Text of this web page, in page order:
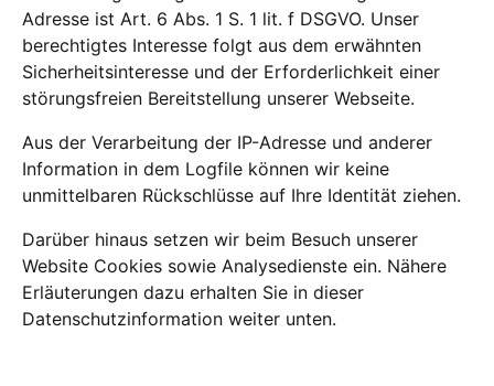
Adresse ist Art. 6 Abs. 1 S. 1 lit. f DSGVO. Unser
berechtigtes Interesse folgt aus dem erwähnten
Sicherheitsinteresse und der Erforderlichkeit einer
störungsfreien Bereitstellung unserer Webseite.
Aus der Verarbeitung der IP-Adresse und anderer
Information in dem Logfile können wir keine
unmittelbaren Rückschlüsse auf Ihre Identität ziehen.
Darüber hinaus setzen wir beim Besuch unserer
Website Cookies sowie Analysedienste ein. Nähere
Erläuterungen dazu erhalten Sie in dieser
Datenschutzinformation weiter unten.